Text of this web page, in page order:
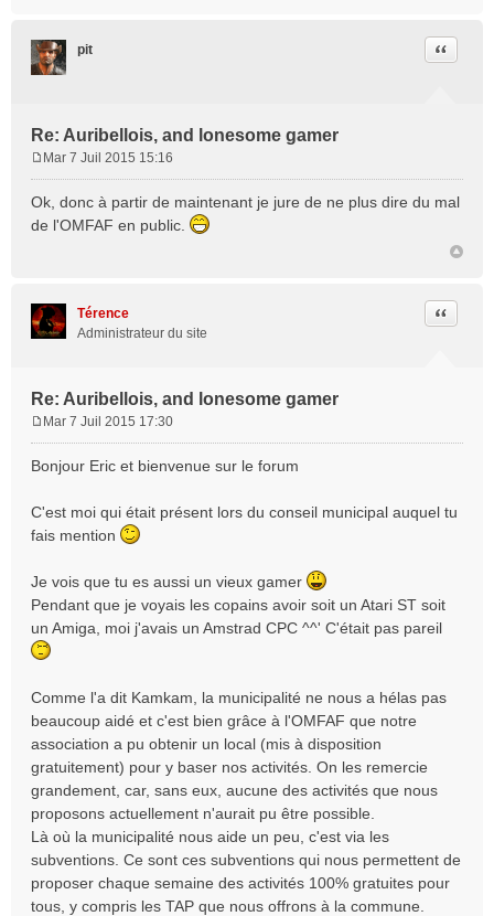
pit
Re: Auribellois, and lonesome gamer
Citation
s
s
Mar 7 Juil 2015 15:16
Ok, donc à partir de maintenant je jure de ne plus dire du mal
de l'OMFAF en public.
Térence
Administrateur du site
Re: Auribellois, and lonesome gamer
Citation
s
a
g
Mar 7 Juil 2015 17:30
Bonjour Eric et bienvenue sur le forum
C'est moi qui était présent lors du conseil municipal auquel tu
fais mention
Je vois que tu es aussi un vieux gamer
Pendant que je voyais les copains avoir soit un Atari ST soit
un Amiga, moi j'avais un Amstrad CPC ^^' C'était pas pareil
Comme l'a dit Kamkam, la municipalité ne nous a hélas pas
beaucoup aidé et c'est bien grâce à l'OMFAF que notre
association a pu obtenir un local (mis à disposition
gratuitement) pour y baser nos activités. On les remercie
grandement, car, sans eux, aucune des activités que nous
proposons actuellement n'aurait pu être possible.
Là où la municipalité nous aide un peu, c'est via les
subventions. Ce sont ces subventions qui nous permettent de
proposer chaque semaine des activités 100% gratuites pour
tous, y compris les TAP que nous offrons à la commune.